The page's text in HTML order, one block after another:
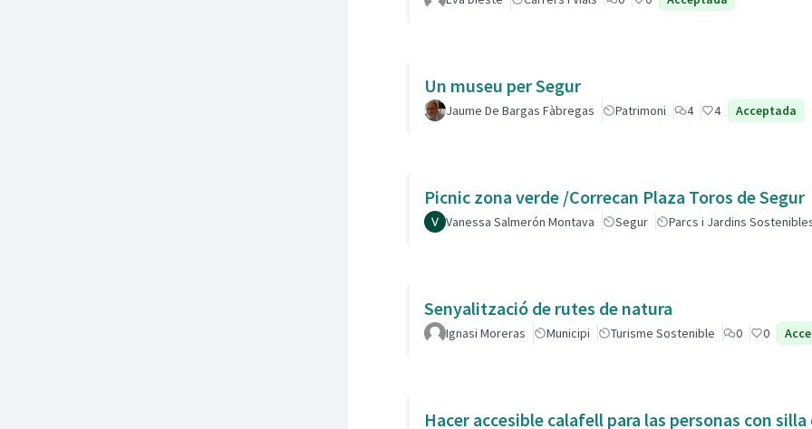
Un museu per Segur
Jaume De Bargas Fàbregas Patrimoni 4 4 Acceptada
Picnic zona verde /Correcan Plaza Toros de Segur
Vanessa Salmerón Montava Segur Parcs i Jardins
Senyalització de rutes de natura
Ignasi Moreras Municipi Turisme Sostenible 0 0
Hacer accesible calafell para las personas con silla